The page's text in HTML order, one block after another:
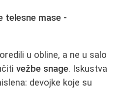
telesne mase -
u obline, a ne u salo
vežbe snage. Iskustva
devojke koje su